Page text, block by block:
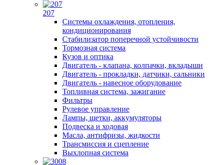
207
Системы охлаждения, отопления,
кондиционирования
Стабилизатор поперечной устойчивости
Тормозная система
Кузов и оптика
Двигатель - клапана, колпачки, вкладыши
Двигатель - прокладки, датчики, сальники
Двигатель - навесное оборудование
Топливная система, зажигание
Фильтры
Рулевое управление
Лампы, щетки, аккумуляторы
Подвеска и ходовая
Масла, антифризы, жидкости
Трансмиссия и сцепление
Выхлопная система